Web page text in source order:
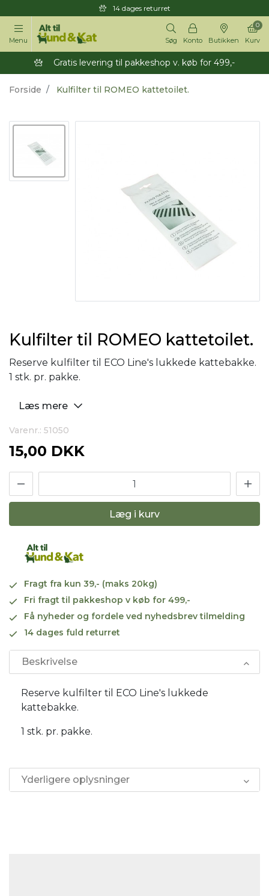
14 dages returret
Menu Søg Konto Butikken Kurv
0
Gratis levering til pakkeshop v. køb for 499,-
Forside Kulfilter til ROMEO kattetoilet.
Kulfilter til ROMEO kattetoilet.
Reserve kulfilter til ECO Line's lukkede kattebakke.
1 stk. pr. pakke.
Læs mere
Varenr.: 51050
15,00 DKK
Læg i kurv
Fragt fra kun 39,- (maks 20kg)
Fri fragt til pakkeshop v køb for 499,-
Få nyheder og fordele ved nyhedsbrev tilmelding
14 dages fuld returret
Beskrivelse
Reserve kulfilter til ECO Line's lukkede
kattebakke.
1 stk. pr. pakke.
Yderligere oplysninger